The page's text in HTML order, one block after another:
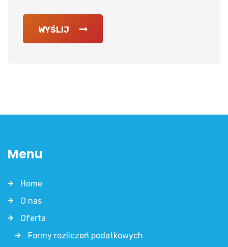
WYŚLIJ
Menu
Home
O nas
Oferta
Formy rozliczeń podatkowych